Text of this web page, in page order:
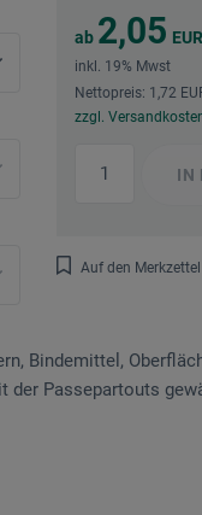
ab 2,05 EUR
inkl. 19% Mwst
Nettopreis: 1,72
zzgl.
IN
Auf den Merkzettel
Bindemittel,
der Passepartouts